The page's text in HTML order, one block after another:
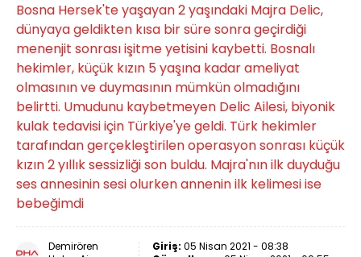
Bosna Hersek'te yaşayan 2 yaşındaki Majra Delic,
dünyaya geldikten kısa bir süre sonra geçirdiği
menenjit sonrası işitme yetisini kaybetti. Bosnalı
hekimler, küçük kızın 5 yaşına kadar ameliyat
olmasının ve duymasının mümkün olmadığını
belirtti. Umudunu kaybetmeyen Delic Ailesi, biyonik
kulak tedavisi için Türkiye'ye geldi. Türk hekimler
tarafından gerçekleştirilen operasyon sonrası küçük
kızın 2 yıllık sessizliği son buldu. Majra'nın ilk duyduğu
ses annesinin sesi olurken annenin ilk kelimesi ise
bebeğimdi
Demirören
Giriş: 05 Nisan 2021 - 08:38